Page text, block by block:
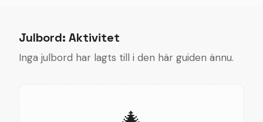
Julbord: Aktivitet
Inga julbord har lagts till i den här guiden ännu.